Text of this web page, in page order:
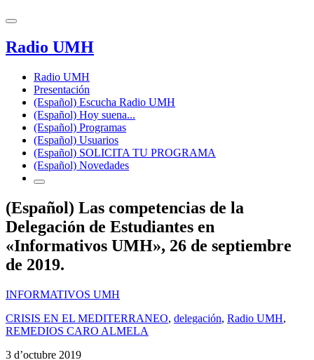
Radio UMH
Radio UMH
Presentación
(Español) Escucha Radio UMH
(Español) Hoy suena...
(Español) Programas
(Español) Usuarios
(Español) SOLICITA TU PROGRAMA
(Español) Novedades
(Español) Las competencias de la
Delegación de Estudiantes en
«Informativos UMH», 26 de septiembre
de 2019.
INFORMATIVOS UMH
CRISIS EN EL MEDITERRANEO, delegación, Radio UMH,
REMEDIOS CARO ALMELA
3 d’octubre 2019